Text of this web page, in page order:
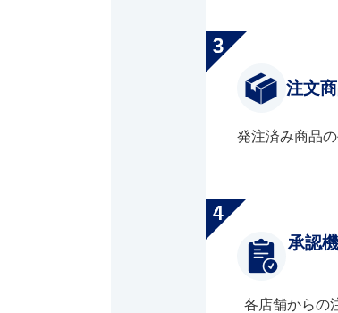
注文
発注済み商品
承認
各店舗からの